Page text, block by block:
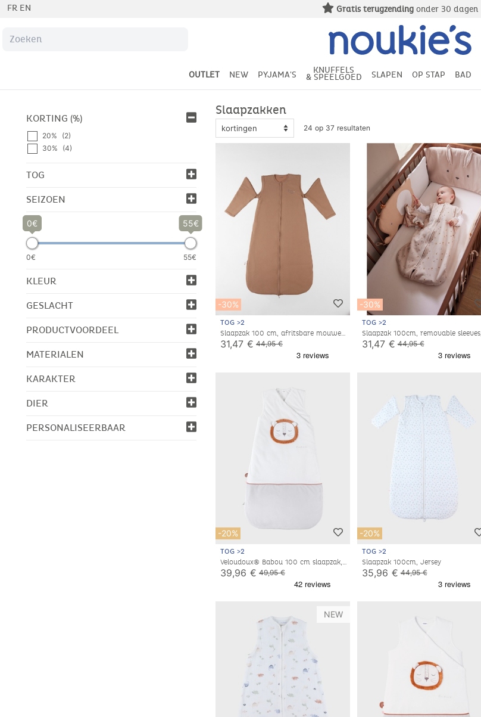
FR EN Gratis leveringvanaf 49€ aankoop
OUTLET NEW PYJAMA'S KNUFFELS
& SPEELGOED SLAPEN OP STAP BAD
KORTING (%)
20%
(2)
30%
(4)
TOG
SEIZOEN
0 55
0€ 55€
KLEUR
GESLACHT
PRODUCTVOORDEEL
MATERIALEN
KARAKTER
DIER
PERSONALISEERBAAR
Slaapzakken
24 op 37 resultaten
-30%
TOG >2
Slaapzak 100 cm, afritsbare mouwen,
Pointelle jersey
31,47 € 44,95 €
-30%
TOG >2
Slaapzak 100cm, removable sleeves,
jersey
31,47 € 44,95 €
-20%
TOG >2
Veloudoux® Babou 100 cm slaapzak,
ecru/lichtgrijs
39,96 € 49,95 €
-20%
TOG >2
Slaapzak 100cm, Jersey
35,96 € 44,95 €
NEW